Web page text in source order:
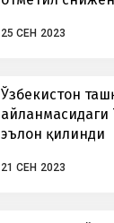
25 СЕН 2023
Ўзбекистон
айланмасидаги
эълон қилинди
21 СЕН 2023